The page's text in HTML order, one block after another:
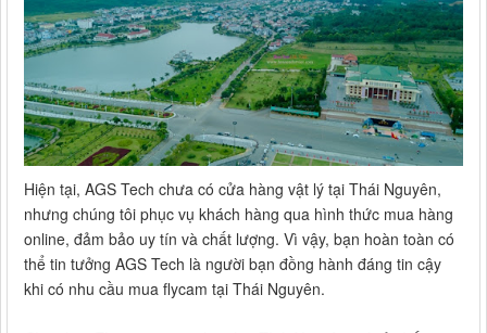
Hiện tại, AGS Tech chưa có cửa hàng vật lý tại Thái Nguyên,
nhưng chúng tôi phục vụ khách hàng qua hình thức mua hàng
online, đảm bảo uy tín và chất lượng. Vì vậy, bạn hoàn toàn có
thể tin tưởng AGS Tech là người bạn đồng hành đáng tin cậy
khi có nhu cầu mua flycam tại Thái Nguyên.